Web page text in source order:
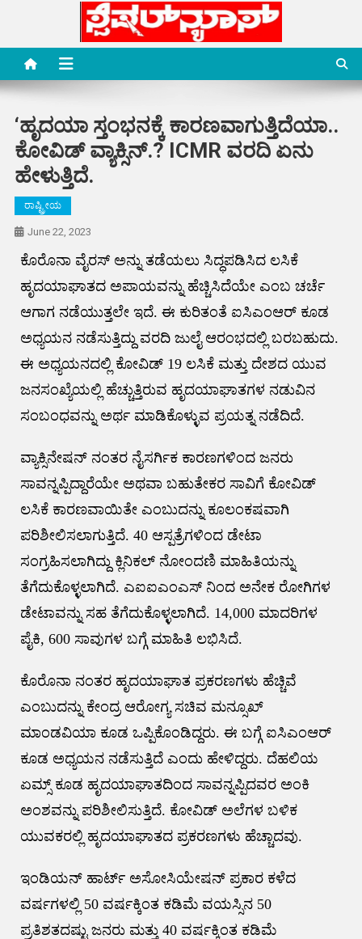
content
Special News Media
Special News Media
‘ಹೃದಯಾ ಸ್ತಂಭನಕ್ಕೆ ಕಾರಣವಾಗುತ್ತಿದೆಯಾ..
ಕೋವಿಡ್ ವ್ಯಾಕ್ಸಿನ್.? ICMR ವರದಿ ಏನು
ಹೇಳುತ್ತಿದೆ.
ರಾಷ್ಟ್ರೀಯ
June 22, 2023
ಕೊರೊನಾ ವೈರಸ್ ಅನ್ನು ತಡೆಯಲು ಸಿದ್ಧಪಡಿಸಿದ ಲಸಿಕೆ
ಹೃದಯಾಘಾತದ ಅಪಾಯವನ್ನು ಹೆಚ್ಚಿಸಿದೆಯೇ ಎಂಬ ಚರ್ಚೆ
ಆಗಾಗ ನಡೆಯುತ್ತಲೇ ಇದೆ. ಈ ಕುರಿತಂತೆ ಐಸಿಎಂಆರ್ ಕೂಡ
ಅಧ್ಯಯನ ನಡೆಸುತ್ತಿದ್ದು ವರದಿ ಜುಲೈ ಆರಂಭದಲ್ಲಿ ಬರಬಹುದು.
ಈ ಅಧ್ಯಯನದಲ್ಲಿ ಕೋವಿಡ್ 19 ಲಸಿಕೆ ಮತ್ತು ದೇಶದ ಯುವ
ಜನಸಂಖ್ಯೆಯಲ್ಲಿ ಹೆಚ್ಚುತ್ತಿರುವ ಹೃದಯಾಘಾತಗಳ ನಡುವಿನ
ಸಂಬಂಧವನ್ನು ಅರ್ಥ ಮಾಡಿಕೊಳ್ಳುವ ಪ್ರಯತ್ನ ನಡೆದಿದೆ.
ವ್ಯಾಕ್ಸಿನೇಷನ್ ನಂತರ ನೈಸರ್ಗಿಕ ಕಾರಣಗಳಿಂದ ಜನರು
ಸಾವನ್ನಪ್ಪಿದ್ದಾರೆಯೇ ಅಥವಾ ಬಹುತೇಕರ ಸಾವಿಗೆ ಕೋವಿಡ್
ಲಸಿಕೆ ಕಾರಣವಾಯಿತೇ ಎಂಬುದನ್ನು ಕೂಲಂಕಷವಾಗಿ
ಪರಿಶೀಲಿಸಲಾಗುತ್ತಿದೆ. 40 ಆಸ್ಪತ್ರೆಗಳಿಂದ ಡೇಟಾ
ಸಂಗ್ರಹಿಸಲಾಗಿದ್ದು ಕ್ಲಿನಿಕಲ್ ನೋಂದಣಿ ಮಾಹಿತಿಯನ್ನು
ತೆಗೆದುಕೊಳ್ಳಲಾಗಿದೆ. ಎಐಐಎಂಎಸ್ ನಿಂದ ಅನೇಕ ರೋಗಿಗಳ
ಡೇಟಾವನ್ನು ಸಹ ತೆಗೆದುಕೊಳ್ಳಲಾಗಿದೆ. 14,000 ಮಾದರಿಗಳ
ಪೈಕಿ, 600 ಸಾವುಗಳ ಬಗ್ಗೆ ಮಾಹಿತಿ ಲಭಿಸಿದೆ.
ಕೊರೊನಾ ನಂತರ ಹೃದಯಾಘಾತ ಪ್ರಕರಣಗಳು ಹೆಚ್ಚಿವೆ
ಎಂಬುದನ್ನು ಕೇಂದ್ರ ಆರೋಗ್ಯ ಸಚಿವ ಮನ್ಸೂಖ್
ಮಾಂಡವಿಯಾ ಕೂಡ ಒಪ್ಪಿಕೊಂಡಿದ್ದರು. ಈ ಬಗ್ಗೆ ಐಸಿಎಂಆರ್
ಕೂಡ ಅಧ್ಯಯನ ನಡೆಸುತ್ತಿದೆ ಎಂದು ಹೇಳಿದ್ದರು. ದೆಹಲಿಯ
ಏಮ್ಸ್ ಕೂಡ ಹೃದಯಾಘಾತದಿಂದ ಸಾವನ್ನಪ್ಪಿದವರ ಅಂಕಿ
ಅಂಶವನ್ನು ಪರಿಶೀಲಿಸುತ್ತಿದೆ. ಕೋವಿಡ್ ಅಲೆಗಳ ಬಳಿಕ
ಯುವಕರಲ್ಲಿ ಹೃದಯಾಘಾತದ ಪ್ರಕರಣಗಳು ಹೆಚ್ಚಾದವು.
ಇಂಡಿಯನ್ ಹಾರ್ಟ್ ಅಸೋಸಿಯೇಷನ್ ಪ್ರಕಾರ ಕಳೆದ
ವರ್ಷಗಳಲ್ಲಿ 50 ವರ್ಷಕ್ಕಿಂತ ಕಡಿಮೆ ವಯಸ್ಸಿನ 50
ಪ್ರತಿಶತದಷ್ಟು ಜನರು ಮತ್ತು 40 ವರ್ಷಕ್ಕಿಂತ ಕಡಿಮೆ